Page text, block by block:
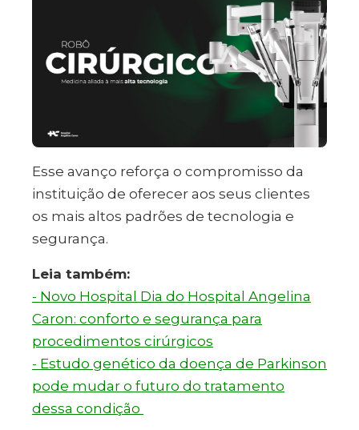
Esse avanço reforça o compromisso da
instituição de oferecer aos seus clientes
os mais altos padrões de tecnologia e
segurança.
Leia também:
- Novo Hospital Dia do Hospital Angelina
Caron: conforto e segurança para
procedimentos cirúrgicos
- Estudo genético da doença de Parkinson
pode mudar o futuro do tratamento
dessa condição